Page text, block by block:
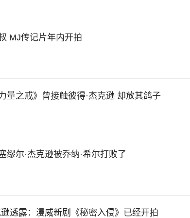
MJ传记片年内开拍
量之戒》曾接触彼得·杰克逊 却放其鸽子
缪尔·杰克逊被乔纳·希尔打败了
逊透露：漫威新剧《秘密入侵》已经开拍